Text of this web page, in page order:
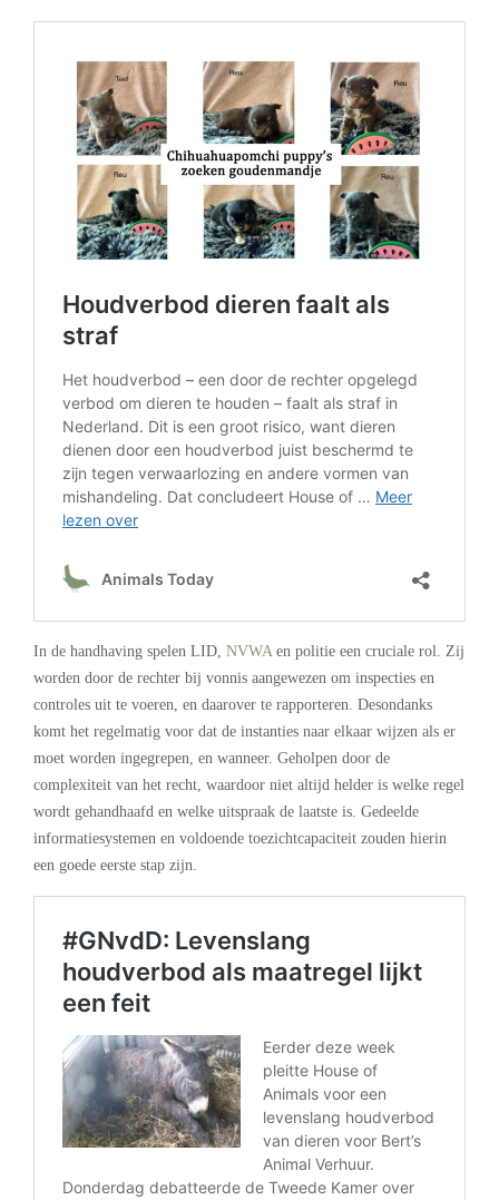
In de handhaving spelen LID, NVWA en politie een cruciale rol. Zij
worden door de rechter bij vonnis aangewezen om inspecties en
controles uit te voeren, en daarover te rapporteren. Desondanks
komt het regelmatig voor dat de instanties naar elkaar wijzen als er
moet worden ingegrepen, en wanneer. Geholpen door de
complexiteit van het recht, waardoor niet altijd helder is welke regel
wordt gehandhaafd en welke uitspraak de laatste is. Gedeelde
informatiesystemen en voldoende toezichtcapaciteit zouden hierin
een goede eerste stap zijn.